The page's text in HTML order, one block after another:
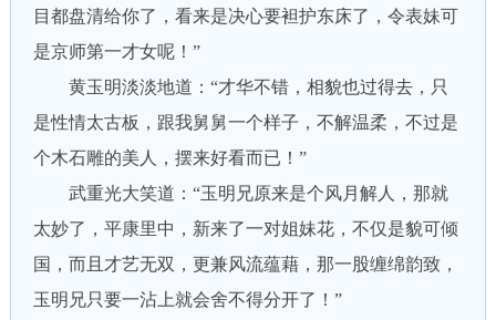
目都盘清给你了，看来是决心要袒护东床了，令表妹可
是京师第一才女呢！”
黄玉明淡淡地道：“才华不错，相貌也过得去，只
是性情太古板，跟我舅舅一个样子，不解温柔，不过是
个木石雕的美人，摆来好看而已！”
武重光大笑道：“玉明兄原来是个风月解人，那就
太妙了，平康里中，新来了一对姐妹花，不仅是貌可倾
国，而且才艺无双，更兼风流蕴藉，那一股缠绵韵致，
玉明兄只要一沾上就会舍不得分开了！”